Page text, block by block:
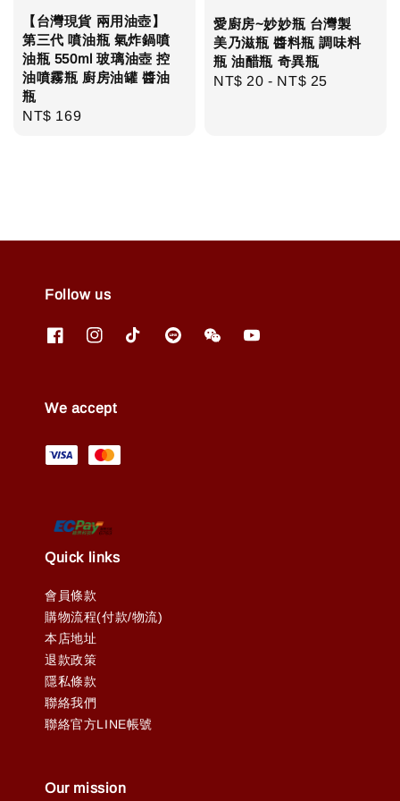
【台灣現貨 兩用油壺】
第三代 噴油瓶 氣炸鍋噴
油瓶 550ml 玻璃油壺 控
油噴霧瓶 廚房油罐 醬油
瓶
Regular
NT$ 169
愛廚房~妙妙瓶 台灣製
美乃滋瓶 醬料瓶 調味料
瓶 油醋瓶 奇異瓶
Regular
NT$ 20 - NT$ 25
Follow us
We accept
Quick links
會員條款
購物流程(付款/物流)
本店地址
退款政策
隱私條款
聯絡我們
聯絡官方LINE帳號
Our mission